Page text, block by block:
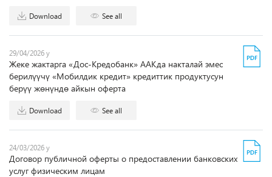
Download See all
29/04/2026 y
Жеке жактарга «Дос-Кредобанк» ААКда накталай эмес
берилүүчү «Мобилдик кредит» кредиттик продуктусун
берүү жөнүндө айкын оферта
Download See all
24/03/2026 y
Договор публичной оферты о предоставлении банковских
услуг физическим лицам